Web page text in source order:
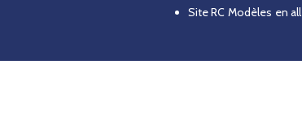
Site RC Modèles en